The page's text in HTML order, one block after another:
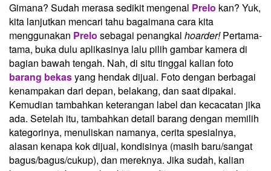
Gimana? Sudah merasa sedikit mengenal Prelo kan? Yuk,
kita lanjutkan mencari tahu bagaimana cara kita
menggunakan Prelo sebagai penangkal hoarder! Pertama-
tama, buka dulu aplikasinya lalu pilih gambar kamera di
bagian bawah tengah. Nah, di situ tinggal kalian foto
barang bekasyang hendak dijual. Foto dengan berbagai
kenampakan dari depan, belakang, dan saat dipakai.
Kemudian tambahkan keterangan label dan kecacatan jika
ada. Setelah itu, tambahkan detail barang dengan memilih
kategorinya, menuliskan namanya, cerita spesialnya,
alasan kenapa kok dijual, kondisinya (masih baru/sangat
bagus/bagus/cukup), dan mereknya. Jika sudah, kalian